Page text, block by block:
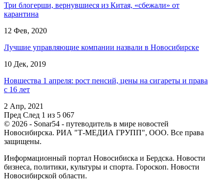
Три блогерши, вернувшиеся из Китая, «сбежали» от
карантина
12 Фев, 2020
Лучшие управляющие компании назвали в Новосибирске
10 Дек, 2019
Новшества 1 апреля: рост пенсий, цены на сигареты и права
с 16 лет
2 Апр, 2021
Пред След 1 из 5 067
© 2026 - Sonar54 - путеводитель в мире новостей
Новосибирска. РИА "Т-МЕДИА ГРУПП", ООО. Все права
защищены.
Информационный портал Новосибиска и Бердска. Новости
бизнеса, политики, культуры и спорта. Гороскоп. Новости
Новосибирской области.